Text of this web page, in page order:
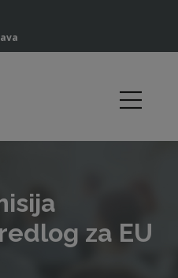
za EU